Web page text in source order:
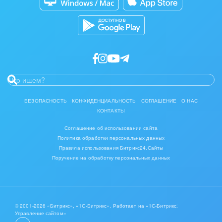
Разработчикам приложений
БЕЗОПАСНОСТЬ КОНФИДЕНЦИАЛЬНОСТЬ СОГЛАШЕНИЕ
О НАС
КОНТАКТЫ
Соглашение об использовании сайта
Политика обработки персональных данных
Правила использования Битрикс24.Сайты
Поручение на обработку персональных данных
© 2001-2026 «Битрикс», «1С-Битрикс». Работает на «1С-Битрикс:
Управление сайтом»